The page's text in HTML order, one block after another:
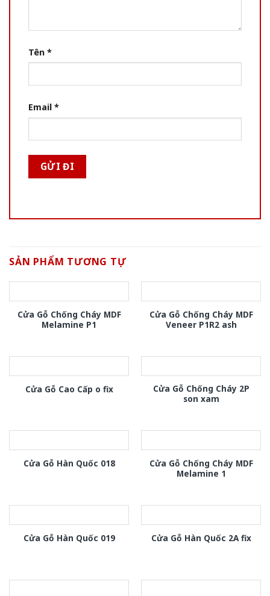
Tên *
Email *
SẢN PHẨM TƯƠNG TỰ
Cửa Gỗ Chống Cháy MDF
Melamine P1
Cửa Gỗ Chống Cháy MDF
Veneer P1R2 ash
Cửa Gỗ Cao Cấp o fix
Cửa Gỗ Chống Cháy 2P
son xam
Cửa Gỗ Hàn Quốc 018
Cửa Gỗ Chống Cháy MDF
Melamine 1
Cửa Gỗ Hàn Quốc 019 Cửa Gỗ Hàn Quốc 2A fix